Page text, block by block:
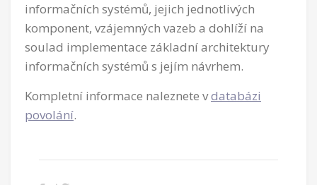
informačních systémů, jejich jednotlivých
komponent, vzájemných vazeb a dohlíží na
soulad implementace základní architektury
informačních systémů s jejím návrhem.
Kompletní informace naleznete vdatabázi
povolání.